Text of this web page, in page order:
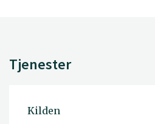
Tjenester
Kilden